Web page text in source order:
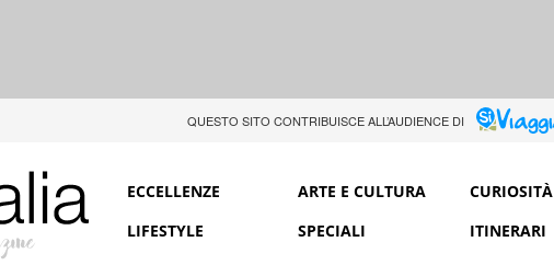
QUESTO SITO CONTRIBUISCE ALL’AUDIENCE DI
ECCELLENZE ARTE E CULTURA CURIOSITÀ
LIFESTYLE
SPECIALI ITINERARI